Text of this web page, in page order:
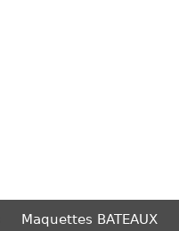
Maquettes BATEAUX